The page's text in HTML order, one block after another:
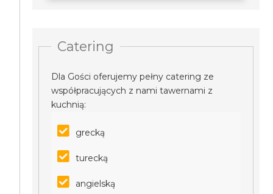
Catering
Dla Gości oferujemy pełny catering ze
współpracujących z nami tawernami z
kuchnią:
grecką
turecką
angielską